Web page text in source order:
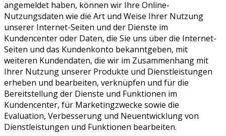
angemeldet haben, können wir Ihre Online-
Nutzungsdaten wie die Art und Weise Ihrer Nutzung
unserer Internet-Seiten und der Dienste im
Kundencenter oder Daten, die Sie uns über die Internet-
Seiten und das Kundenkonto bekanntgeben, mit
weiteren Kundendaten, die wir im Zusammenhang mit
Ihrer Nutzung unserer Produkte und Dienstleistungen
erheben und bearbeiten, verknüpfen und für die
Bereitstellung der Dienste und Funktionen im
Kundencenter, für Marketingzwecke sowie die
Evaluation, Verbesserung und Neuentwicklung von
Dienstleistungen und Funktionen bearbeiten.